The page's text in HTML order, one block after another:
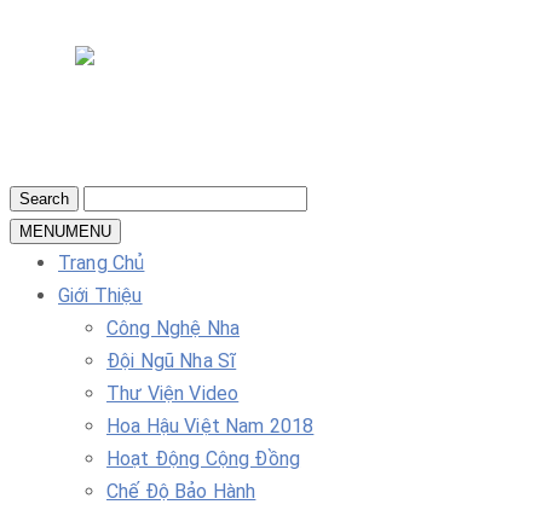
MENUMENU
Trang Chủ
Giới Thiệu
Công Nghệ Nha
Đội Ngũ Nha Sĩ
Thư Viện Video
Hoa Hậu Việt Nam 2018
Hoạt Động Cộng Đồng
Chế Độ Bảo Hành